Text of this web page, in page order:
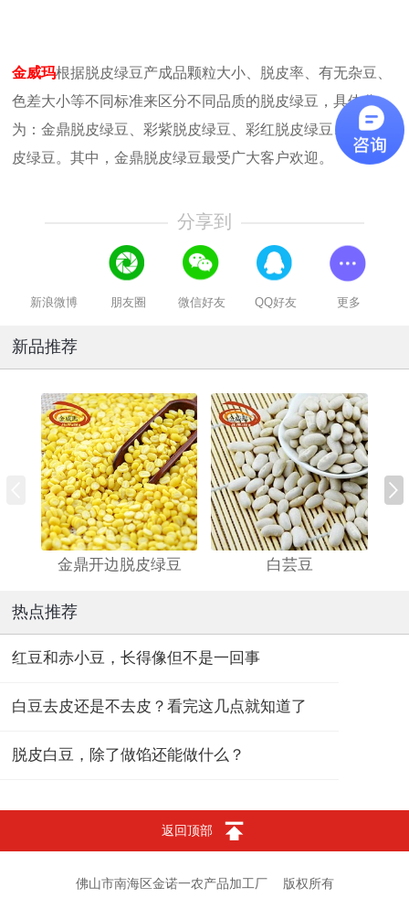
金威玛根据脱皮绿豆产成品颗粒大小、脱皮率、有无杂豆、
色差大小等不同标准来区分不同品质的脱皮绿豆，具体分
为：金鼎脱皮绿豆、彩紫脱皮绿豆、彩红脱皮绿豆、彩黄脱
皮绿豆。其中，金鼎脱皮绿豆最受广大客户欢迎。
分享到
新浪微博 朋友圈 微信好友 QQ好友 更多
新品推荐
金鼎开边脱皮绿豆 白芸豆
热点推荐
红豆和赤小豆，长得像但不是一回事
白豆去皮还是不去皮？看完这几点就知道了
脱皮白豆，除了做馅还能做什么？
返回顶部
佛山市南海区金诺一农产品加工厂 版权所有